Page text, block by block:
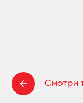
Смотри